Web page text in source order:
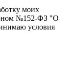
моих
№152-ФЗ "О
условия